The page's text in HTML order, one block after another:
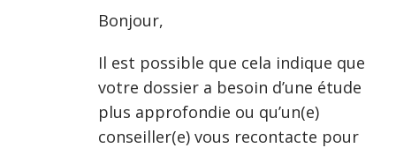
Bonjour,
Il est possible que cela indique que
votre dossier a besoin d’une étude
plus approfondie ou qu’un(e)
conseiller(e) vous recontacte pour